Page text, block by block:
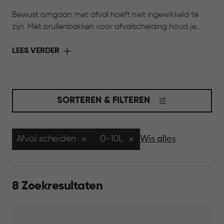
Bewust omgaan met afval hoeft niet ingewikkeld te
zijn. Met prullenbakken voor afvalscheiding houd je
Dankzij meerdere formaten en uitneembare
een onderdeel van het dagelijks leven, passend bij een
bewuste manier van wonen.
LEES VERDER
SORTEREN & FILTEREN
Afval scheiden 0-10L Wis alles
8 Zoekresultaten